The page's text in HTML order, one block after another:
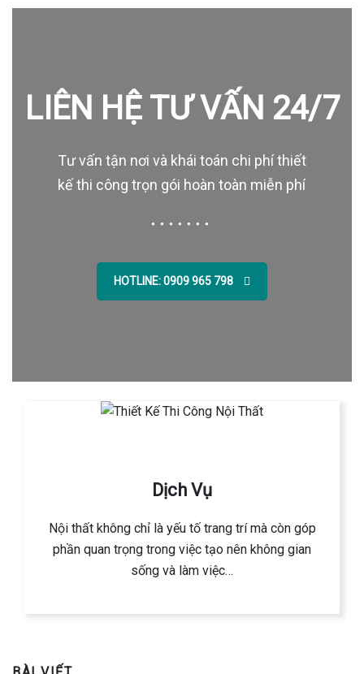
LIÊN HỆ TƯ VẤN 24/7
Tư vấn tận nơi và khái toán chi phí thiết
kế thi công trọn gói hoàn toàn miễn phí
HOTLINE: 0909 965 798
Dịch Vụ
Nội thất không chỉ là yếu tố trang trí mà còn góp
phần quan trọng trong việc tạo nên không gian
sống và làm việc…